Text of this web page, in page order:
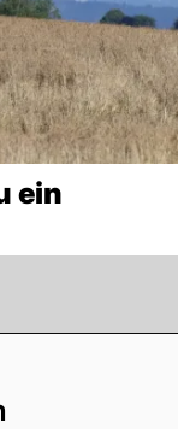
ein